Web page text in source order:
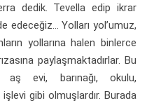
dedik. Tevella edip ikrar
Yolları yol’umuz,
yollarına halen binlerce
paylaşmaktadırlar. Bu
aş evi, barınağı, okulu,
gibi olmuşlardır. Burada